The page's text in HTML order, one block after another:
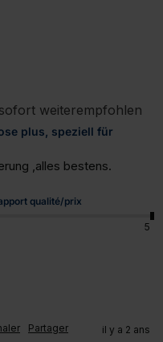
weiterempfohlen
plus, speziell für
,alles bestens.
qualité/prix
5
Partager il y a 2 ans